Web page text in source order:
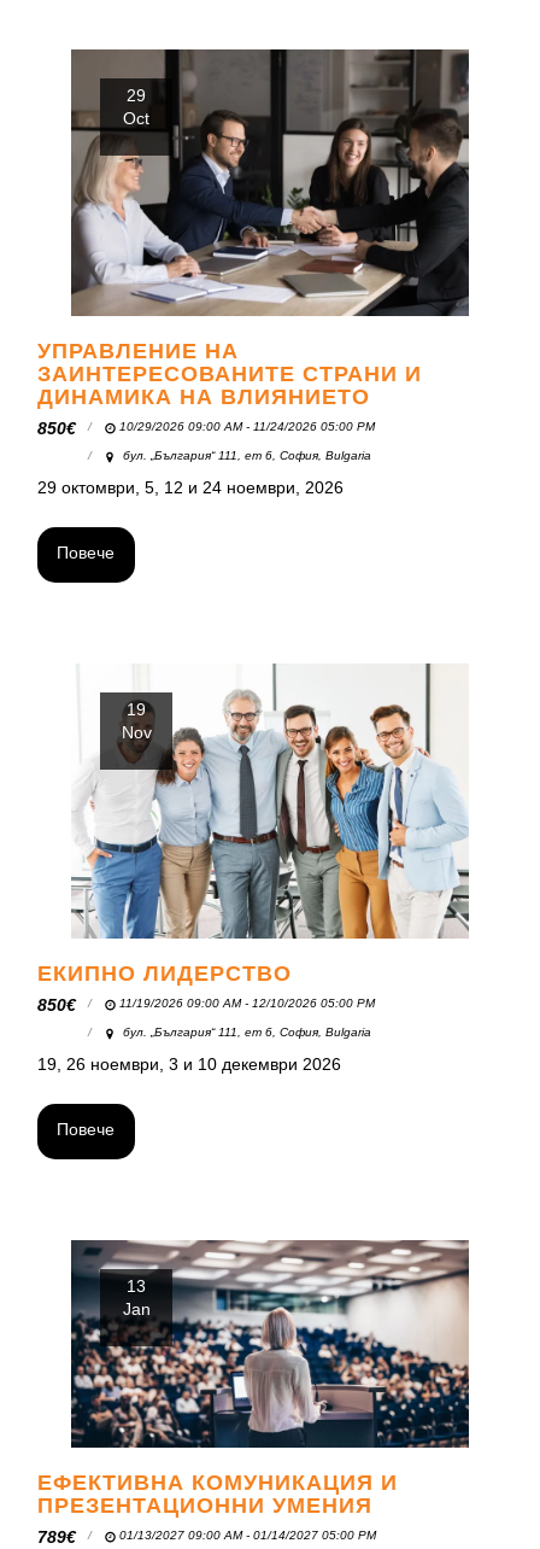
29
Oct
УПРАВЛЕНИЕ НА
ЗАИНТЕРЕСОВАНИТЕ СТРАНИ И
ДИНАМИКА НА ВЛИЯНИЕТО
850€ 10/29/2026 09:00 AM - 11/24/2026 05:00 PM
бул. „България“ 111, ет 6, София, Bulgaria
29 октомври, 5, 12 и 24 ноември, 2026
Повече
19
Nov
ЕКИПНО ЛИДЕРСТВО
850€ 11/19/2026 09:00 AM - 12/10/2026 05:00 PM
бул. „България“ 111, ет 6, София, Bulgaria
19, 26 ноември, 3 и 10 декември 2026
Повече
13
Jan
ЕФЕКТИВНА КОМУНИКАЦИЯ И
ПРЕЗЕНТАЦИОННИ УМЕНИЯ
789€ 01/13/2027 09:00 AM - 01/14/2027 05:00 PM